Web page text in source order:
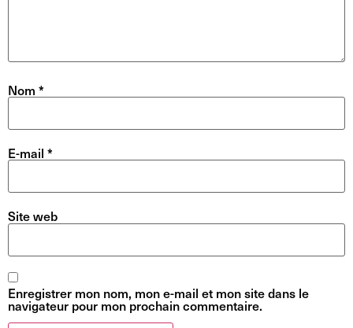
Nom *
E-mail *
Site web
Enregistrer mon nom, mon e-mail et mon site dans le
navigateur pour mon prochain commentaire.